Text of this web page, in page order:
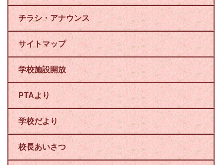
チラシ・アナウンス
サイトマップ
学校施設開放
PTAより
学校だより
校長あいさつ